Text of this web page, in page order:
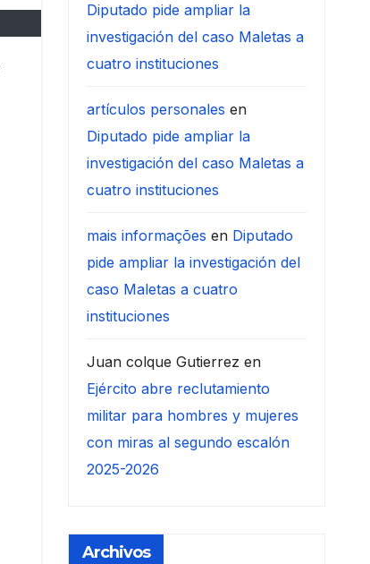
Diputado pide ampliar la
investigación del caso Maletas a
cuatro instituciones
artículos personales en
Diputado pide ampliar la
investigación del caso Maletas a
cuatro instituciones
mais informações en Diputado
pide ampliar la investigación del
caso Maletas a cuatro
instituciones
Juan colque Gutierrez en
Ejército abre reclutamiento
militar para hombres y mujeres
con miras al segundo escalón
2025-2026
Archivos